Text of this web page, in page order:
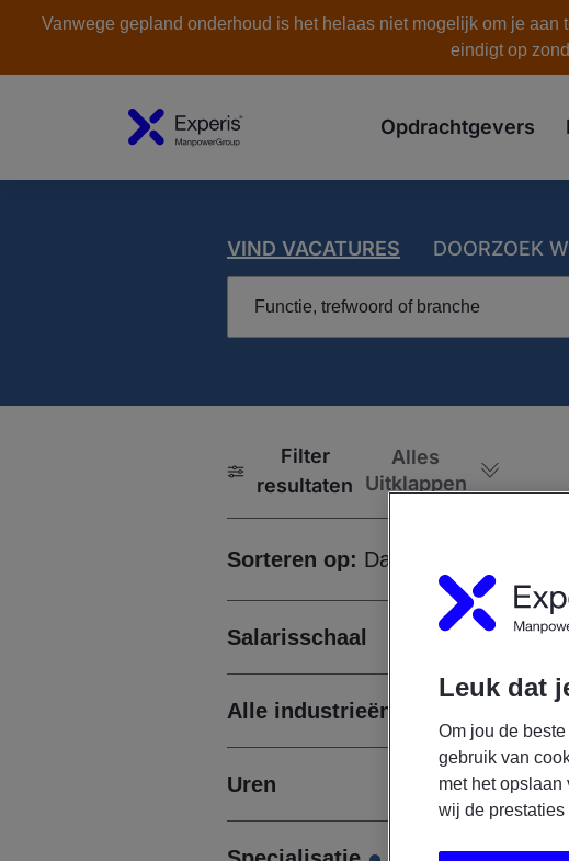
Vanwege gepland onderhoud is het helaas niet mogelijk om je
eindigt op
Opdrachtgevers
VIND VACATURES DOORZOEK
Functie, trefwoord of branche
Filter
resultaten
Alles
Uitklappen
Sorteren op: Datum
Salarisschaal
Alle industrieën
Uren
Leuk dat
Om jou de
gebruik van
met het opslaan
wij de